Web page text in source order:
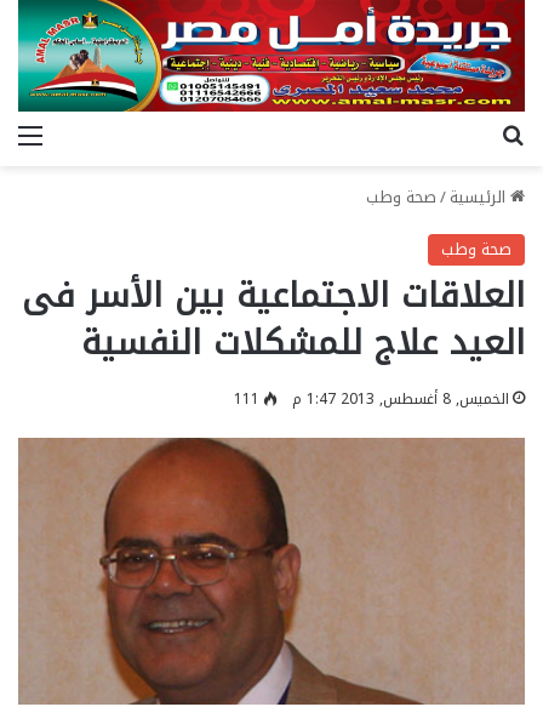
الرئيسية/صحة وطب
صحة وطب
العلاقات الاجتماعية بين الأسر فى
العيد علاج للمشكلات النفسية
الخميس, 8 أغسطس, 2013 1:47 م 111